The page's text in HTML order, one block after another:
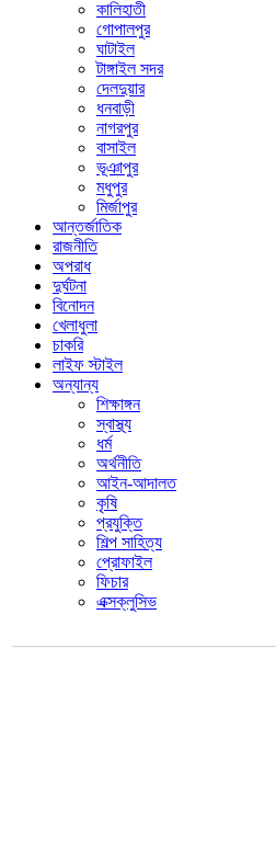
কালিহাতী
গোপালপুর
ঘাটাইল
টাঙ্গাইল সদর
দেলদুয়ার
ধনবাড়ী
নাগরপুর
বাসাইল
ভূঞাপুর
মধুপুর
মির্জাপুর
আন্তর্জাতিক
রাজনীতি
অপরাধ
দুর্ঘটনা
বিনোদন
খেলাধুলা
চাকরি
লাইফ স্টাইল
অন্যান্য
শিক্ষাঙ্গন
স্বাস্থ্য
ধর্ম
অর্থনীতি
আইন-আদালত
কৃষি
প্রযুক্তি
শিল্প সাহিত্য
প্রোফাইল
ফিচার
এক্সক্লুসিভ